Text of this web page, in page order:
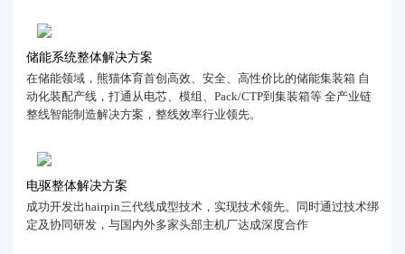
储能系统整体解决方案
在储能领域，熊猫体育首创高效、安全、高性价比的储能集装箱 自
动化装配产线，打通从电芯、模组、Pack/CTP到集装箱等 全产业链
整线智能制造解决方案，整线效率行业领先。
电驱整体解决方案
成功开发出hairpin三代线成型技术，实现技术领先。同时通过技术绑
定及协同研发，与国内外多家头部主机厂达成深度合作